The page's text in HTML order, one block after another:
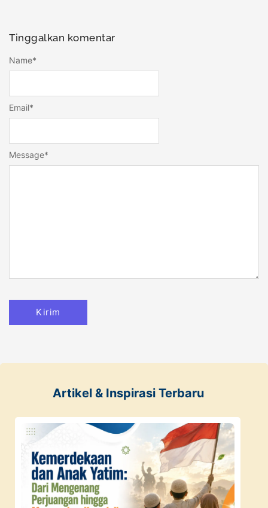
Tinggalkan komentar
Message*
Name*
Email*
Artikel & Inspirasi Terbaru